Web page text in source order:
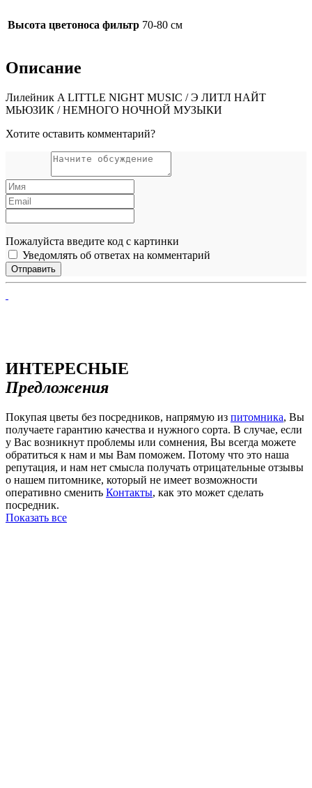
Высота цветоноса фильтр 70-80 см
Описание
Лилейник A LITTLE NIGHT MUSIC / Э ЛИТЛ НАЙТ
МЬЮЗИК / НЕМНОГО НОЧНОЙ МУЗЫКИ
Хотите оставить комментарий?
Пожалуйста введите код с картинки
Уведомлять об ответах на комментарий
ИНТЕРЕСНЫЕ
Предложения
Покупая цветы без посредников, напрямую из питомника, Вы
получаете гарантию качества и нужного сорта. В случае, если
у Вас возникнут проблемы или сомнения, Вы всегда можете
обратиться к нам и мы Вам поможем. Потому что это наша
репутация, и нам нет смысла получать отрицательные отзывы
о нашем питомнике, который не имеет возможности
оперативно сменить Контакты, как это может сделать
посредник.
Показать все